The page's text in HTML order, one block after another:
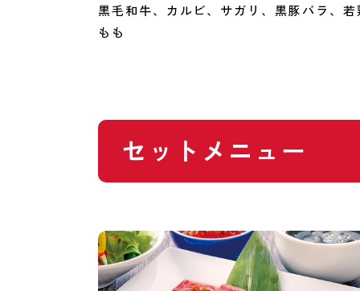
黒毛和牛、カルビ、サガリ、黒豚バラ、若
もも
セットメニュー